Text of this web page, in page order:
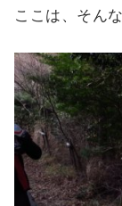
ここは、そん